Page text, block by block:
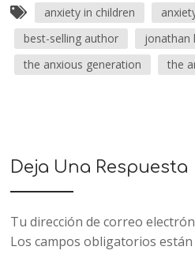
anxiety in children
best-selling author
jonathan
the anxious generation
the
Deja Una Respuesta
Tu dirección de correo
Los campos obligatorios